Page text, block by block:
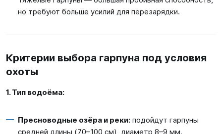
но требуют больше усилий для перезарядки.
Критерии выбора гарпуна под условия
охоты
1. Тип водоёма:
Пресноводные озёра и реки: подойдут гарпуны
средней длины (70–100 см), диаметр 8–9 мм.